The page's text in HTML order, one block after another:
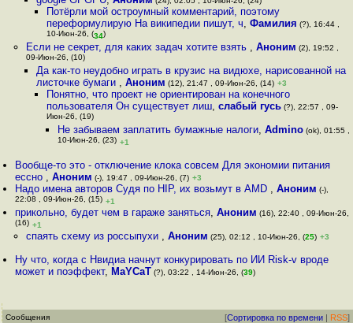
Потёрли мой остроумный комментарий, поэтому
переформулирую На википедии пишут, ч,Фамилия (?), 16:44 ,
10-Июн-26, (34)
Если не секрет, для каких задач хотите взять , Аноним (2), 19:52 ,
09-Июн-26, (10)
Да как-то неудобно играть в крузис на видюхе, нарисованной на
листочке бумаги , Аноним (12), 21:47 , 09-Июн-26, (14) +3
Понятно, что проект не ориентирован на конечного
пользователя Он существует лиш,слабый гусь (?), 22:57 , 09-
Июн-26, (19)
Не забываем заплатить бумажные налоги, Admino(ok), 01:55 ,
10-Июн-26, (23) +1
Вообще-то это - отключение клока совсем Для экономии питания
ессно ,Аноним (-), 19:47 , 09-Июн-26, (7) +3
Надо имена авторов Судя по HIP, их возьмут в AMD ,Аноним (-),
22:08 , 09-Июн-26, (15) +1
прикольно, будет чем в гараже заняться,Аноним (16), 22:40 , 09-Июн-26,
(16) +1
спаять схему из россыпухи , Аноним (25), 02:12 , 10-Июн-26, (25) +3
Ну что, когда с Нвидиа начнут конкурировать по ИИ Risk-v вроде
может и поэффект, MaYCaT (?), 03:22 , 14-Июн-26, (39)
Сообщения [Сортировка по времени | RSS]